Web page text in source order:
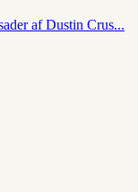
af Dustin Crus...